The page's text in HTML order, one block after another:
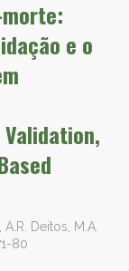
e o
Deitos, M.A.
80